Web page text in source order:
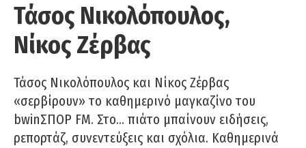
Τάσος Νικολόπουλος,
Νίκος Ζέρβας
Τάσος Νικολόπουλος και Νίκος Ζέρβας
«σερβίρουν» το καθημερινό μαγκαζίνο του
bwinΣΠΟΡ FM. Στο… πιάτο μπαίνουν ειδήσεις,
ρεπορτάζ, συνεντεύξεις και σχόλια. Καθημερινά